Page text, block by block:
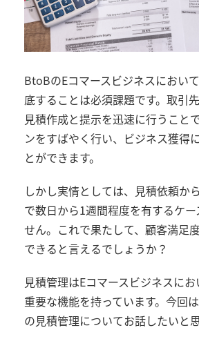
BtoBのEコマースビジネスにおい
底することは必須課題です。取引
見積作成と提示を迅速に行うこと
ンをすばやく行い、ビジネス獲得
とができます。
しかし実情としては、見積依頼か
で数日から1週間程度を有するケ
せん。これで果たして、顧客満足
できると言えるでしょうか？
見積管理はEコマースビジネスに
重要な機能を持っています。今回
の見積管理についてお話したいと思